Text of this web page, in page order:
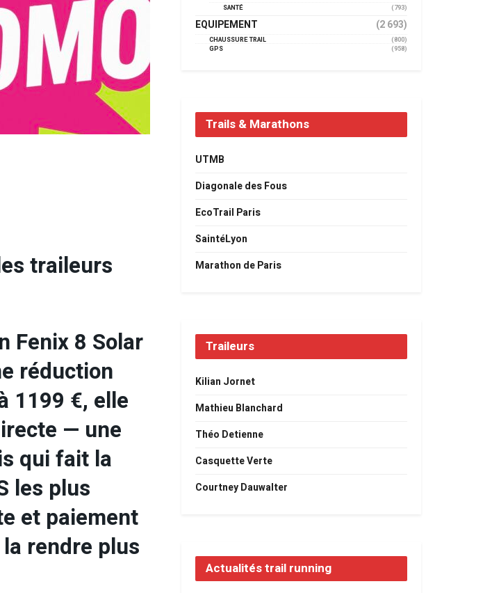
traileurs
Fenix 8 Solar
réduction
1199 €, elle
— une
qui fait la
les plus
et paiement
rendre plus
SANTÉ
(793)
EQUIPEMENT (2 693)
CHAUSSURE TRAIL
(800)
GPS
(958)
Trails & Marathons
UTMB
Diagonale des Fous
EcoTrail Paris
SaintéLyon
Marathon de Paris
Traileurs
Kilian Jornet
Mathieu Blanchard
Théo Detienne
Casquette Verte
Courtney Dauwalter
Actualités trail running